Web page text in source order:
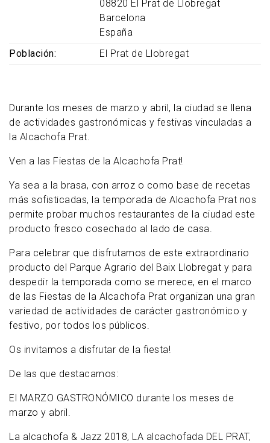
Durante los meses de marzo y abril, la ciudad se llena
de actividades gastronómicas y festivas vinculadas a
la Alcachofa Prat.
Ven a las Fiestas de la Alcachofa Prat!
Ya sea a la brasa, con arroz o como base de recetas
más sofisticadas, la temporada de Alcachofa Prat nos
permite probar muchos restaurantes de la ciudad este
producto fresco cosechado al lado de casa.
Para celebrar que disfrutamos de este extraordinario
producto del Parque Agrario del Baix Llobregat y para
despedir la temporada como se merece, en el marco
de las Fiestas de la Alcachofa Prat organizan una gran
variedad de actividades de carácter gastronómico y
festivo, por todos los públicos.
Os invitamos a disfrutar de la fiesta!
De las que destacamos:
El MARZO GASTRONÓMICO durante los meses de
marzo y abril.
La alcachofa & Jazz 2018, LA alcachofada DEL PRAT,
08820 El Prat de Llobregat
Barcelona
España
Población
El Prat de Llobregat